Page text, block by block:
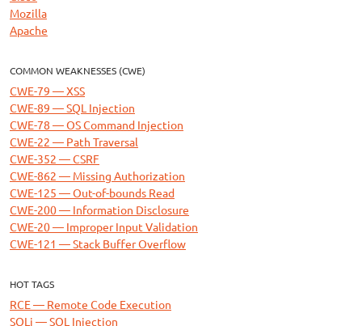
Mozilla
Apache
COMMON WEAKNESSES (CWE)
CWE-79 — XSS
CWE-89 — SQL Injection
CWE-78 — OS Command Injection
CWE-22 — Path Traversal
CWE-352 — CSRF
CWE-862 — Missing Authorization
CWE-125 — Out-of-bounds Read
CWE-200 — Information Disclosure
CWE-20 — Improper Input Validation
CWE-121 — Stack Buffer Overflow
HOT TAGS
RCE — Remote Code Execution
SQLi — SQL Injection